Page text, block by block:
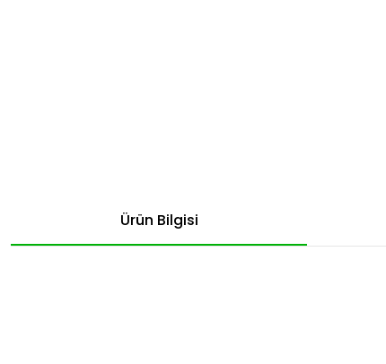
Ürün Bilgisi